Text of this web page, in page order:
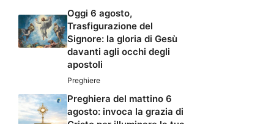
Oggi 6 agosto,
Trasfigurazione del
Signore: la gloria di Gesù
davanti agli occhi degli
apostoli
Preghiere
Preghiera del mattino 6
agosto: invoca la grazia di